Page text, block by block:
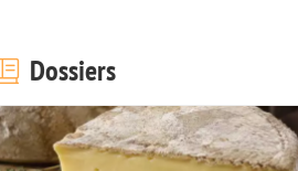
Dossiers